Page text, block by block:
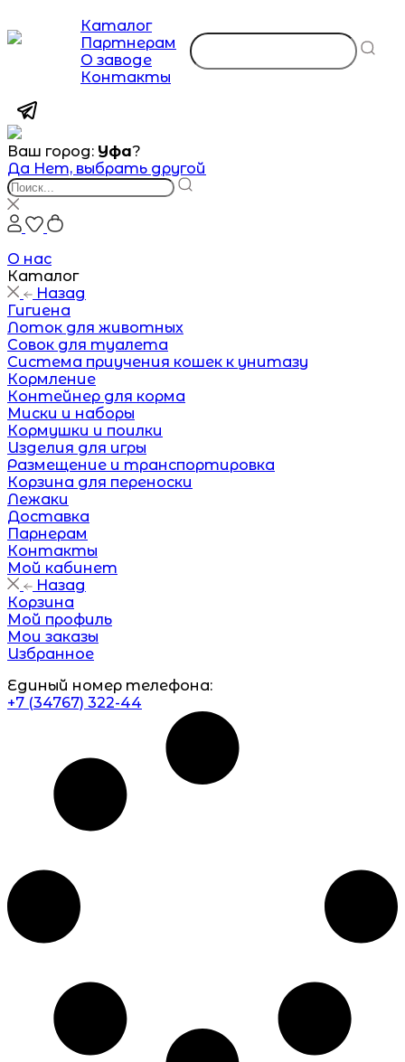
Каталог
Партнерам
О заводе
Контакты
Ваш город: Уфа?
Да Нет, выбрать другой
О нас
Каталог
Назад
Гигиена
Лоток для животных
Совок для туалета
Система приучения кошек к унитазу
Кормление
Контейнер для корма
Миски и наборы
Кормушки и поилки
Изделия для игры
Размещение и транспортировка
Корзина для переноски
Лежаки
Доставка
Парнерам
Контакты
Мой кабинет
Назад
Корзина
Мой профиль
Мои заказы
Избранное
Единый номер телефона:
+7 (34767) 322-44